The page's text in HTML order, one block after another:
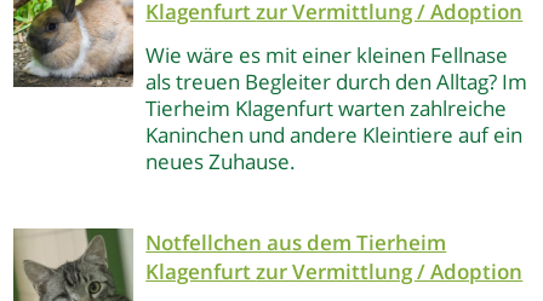
Klagenfurtzur Vermittlung / Adoption
Wie wäre es mit einer kleinen Fellnase
als treuen Begleiter durch den Alltag? Im
Tierheim Klagenfurt warten zahlreiche
Kaninchen und andere Kleintiere auf ein
neues Zuhause.
Notfellchen aus dem Tierheim
Klagenfurtzur Vermittlung / Adoption